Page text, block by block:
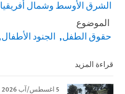
الشرق الأوسط وشمال أفريقيا
الموضوع
حقوق الطفل الجنود الأطفال
قراءة المزيد
5 اغسطس/آب 2026